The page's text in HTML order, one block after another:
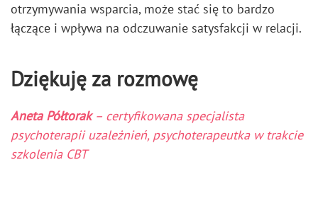
otrzymywania wsparcia, może stać się to bardzo
łączące i wpływa na odczuwanie satysfakcji w relacji.
Dziękuję za rozmowę
Aneta Półtorak– certyfikowana specjalista
psychoterapii uzależnień, psychoterapeutka w trakcie
szkolenia CBT